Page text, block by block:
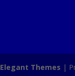
Elegant Themes |